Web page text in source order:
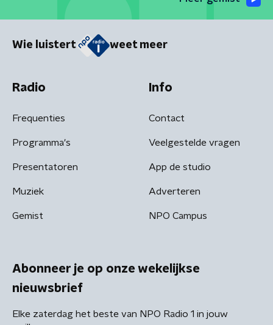
Wie luistert weet meer
Radio
Frequenties
Programma's
Presentatoren
Muziek
Gemist
Info
Contact
Veelgestelde vragen
App de studio
Adverteren
NPO Campus
Abonneer je op onze wekelijkse
nieuwsbrief
Elke zaterdag het beste van NPO Radio 1 in jouw